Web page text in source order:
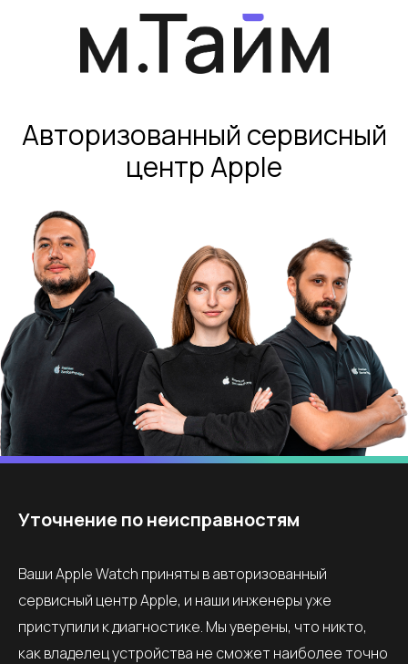
Авторизованный сервисный
центр Apple
Уточнение по неисправностям
Ваши Apple Watch приняты в авторизованный
сервисный центр Apple, и наши инженеры уже
приступили к диагностике. Мы уверены, что никто,
как владелец устройства не сможет наиболее точно